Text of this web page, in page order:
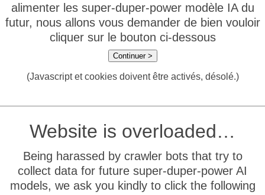
alimenter les super-duper-power modèle IA du
futur, nous allons vous demander de bien vouloir
cliquer sur le bouton ci-dessous
Continuer >
(Javascript et cookies doivent être activés, désolé.)
Website is overloaded…
Being harassed by crawler bots that try to
collect data for future super-duper-power AI
models, we ask you kindly to click the following